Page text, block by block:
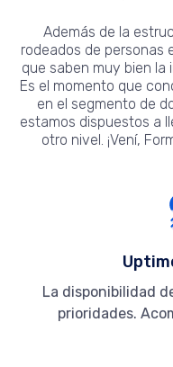
Además de la
rodeados de personas
que saben muy bien la
Es el momento que
en el segmento de
estamos dispuestos a
otro nivel. ¡Vení,
La disponibilidad
prioridades.